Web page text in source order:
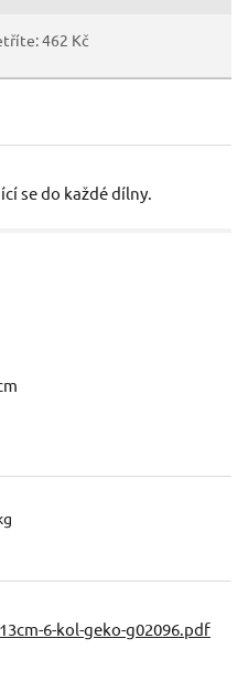
462 Kč
se do každé dílny.
6-kol-geko-g02096.pdf